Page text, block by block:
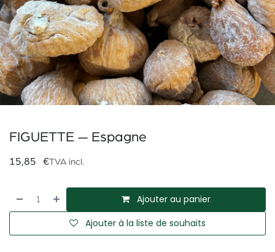
FIGUETTE — Espagne
15,85 €TVA incl.
Ajouter au panier
Ajouter à la liste de souhaits